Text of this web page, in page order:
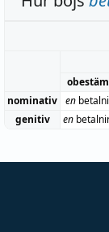
nominativ en
genitiv
en